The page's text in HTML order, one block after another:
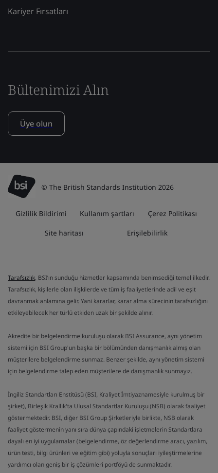
Kariyer Fırsatları
Bültenimizi Alın
Üye olun
© The British Standards Institution 2026
Gizlilik Bildirimi Kullanım şartları Çerez Politikası
Site haritası Erişilebilirlik
Tarafsızlık, BSI’ın sunduğu hizmetler kapsamında benimsediği temel ilkedir.
Tarafsızlık, kişilerle olan ilişkilerde ve tüm iş faaliyetlerinde adil ve eşit
davranmak anlamına gelir. Yani kararlar, karar alma sürecinin tarafsızlığını
etkileyebilecek her türlü etkiden uzak bir şekilde alınır.
Akredite bir belgelendirme kuruluşu olarak BSI Assurance, aynı yönetim
sistemi için BSI Group'un başka bir bölümünden danışmanlık almış olan
müşterilere belgelendirme sunmaz. Benzer şekilde, aynı yönetim sistemi
için belgelendirme talep eden müşterilere de danışmanlık sunmayız.
İngiliz Standartları Enstitüsü (BSI, Kraliyet İmtiyaznamesiyle kurulmuş bir
şirket), Birleşik Krallık'ta Ulusal Standartlar Kuruluşu (NSB) olarak faaliyet
göstermektedir. BSI, diğer BSI Group Şirketleriyle birlikte, NSB olarak
faaliyet göstermenin yanı sıra dünya çapındaki işletmelerin Standartlara
dayalı en iyi uygulamalar (belgelendirme, öz değerlendirme aracı, yazılım,
ürün testi, bilgi ürünleri ve eğitim gibi) yoluyla sonuçları iyileştirmelerine
yardımcı olan geniş bir iş çözümleri portföyü de sunmaktadır.